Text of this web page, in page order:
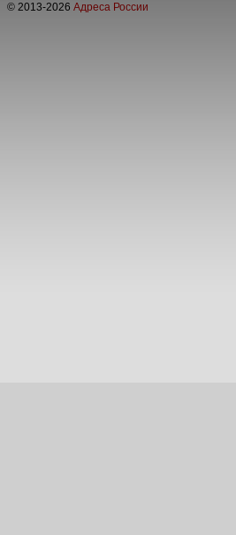
© 2013-2026 Адреса России